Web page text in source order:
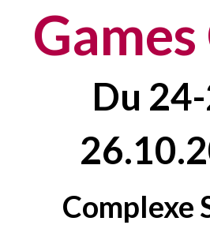
Games
Du
Complexe